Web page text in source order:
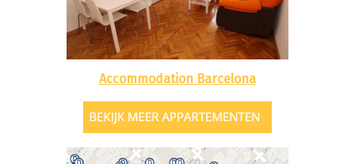
Accommodation Barcelona